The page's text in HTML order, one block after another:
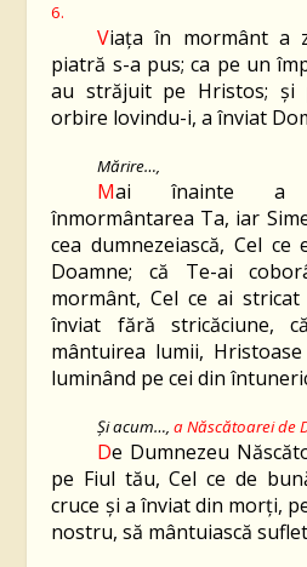
6.
Viaţa în mormânt a
piatră s-a pus; ca pe un
au străjuit pe Hristos; şi
orbire lovindu-i, a înviat
Mărire…,
Mai înainte a
înmormântarea Ta, iar
cea dumnezeiască, Cel
Doamne; că Te-ai
mormânt, Cel ce ai
înviat fără stricăciune,
mântuirea lumii,
luminând pe cei din
Şi acum…,a Născătoarei de
De Dumnezeu
pe Fiul tău, Cel ce de
cruce şi a înviat din morţi,
nostru, să mântuiască